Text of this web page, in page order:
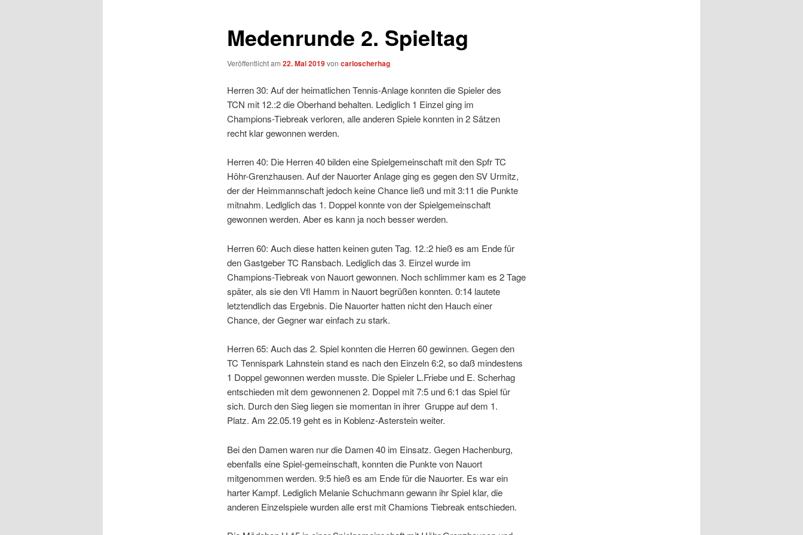
Medenrunde 2. Spieltag
Veröffentlicht am 22. Mai 2019von carloscherhag
Herren 30: Auf der heimatlichen Tennis-Anlage konnten die Spieler des
TCN mit 12.:2 die Oberhand behalten. Lediglich 1 Einzel ging im
Champions-Tiebreak verloren, alle anderen Spiele konnten in 2 Sätzen
recht klar gewonnen werden.
Herren 40: Die Herren 40 bilden eine Spielgemeinschaft mit den Spfr TC
Höhr-Grenzhausen. Auf der Nauorter Anlage ging es gegen den SV Urmitz,
der der Heimmannschaft jedoch keine Chance ließ und mit 3:11 die Punkte
mitnahm. Ledlglich das 1. Doppel konnte von der Spielgemeinschaft
gewonnen werden. Aber es kann ja noch besser werden.
Herren 60: Auch diese hatten keinen guten Tag. 12.:2 hieß es am Ende für
den Gastgeber TC Ransbach. Lediglich das 3. Einzel wurde im
Champions-Tiebreak von Nauort gewonnen. Noch schlimmer kam es 2 Tage
später, als sie den Vfl Hamm in Nauort begrüßen konnten. 0:14 lautete
letztendlich das Ergebnis. Die Nauorter hatten nicht den Hauch einer
Chance, der Gegner war einfach zu stark.
Herren 65: Auch das 2. Spiel konnten die Herren 60 gewinnen. Gegen den
TC Tennispark Lahnstein stand es nach den Einzeln 6:2, so daß mindestens
1 Doppel gewonnen werden musste. Die Spieler L.Friebe und E. Scherhag
entschieden mit dem gewonnenen 2. Doppel mit 7:5 und 6:1 das Spiel für
sich. Durch den Sieg liegen sie momentan in ihrer Gruppe auf dem 1.
Platz. Am 22.05.19 geht es in Koblenz-Asterstein weiter.
Bei den Damen waren nur die Damen 40 im Einsatz. Gegen Hachenburg,
ebenfalls eine Spiel-gemeinschaft, konnten die Punkte von Nauort
mitgenommen werden. 9:5 hieß es am Ende für die Nauorter. Es war ein
harter Kampf. Lediglich Melanie Schuchmann gewann ihr Spiel klar, die
anderen Einzelspiele wurden alle erst mit Chamions Tiebreak entschieden.